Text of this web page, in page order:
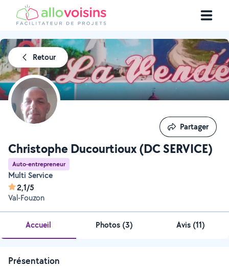
Retour
Christophe Ducourtioux (DC SERVICE)
Auto-entrepreneur
Multi Service
2,1/5
Val-Fouzon
Partager
Partager
Accueil Photos (3) Avis (11)
Présentation